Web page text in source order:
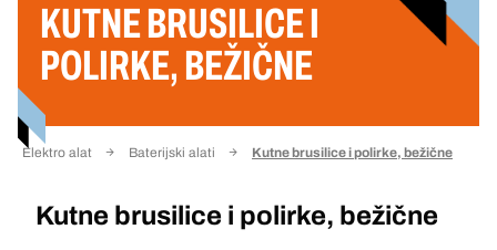
KUTNE BRUSILICE I
POLIRKE, BEŽIČNE
Elektro alat Baterijski alati Kutne brusilice i polirke, bežične
Kutne brusilice i polirke, bežične